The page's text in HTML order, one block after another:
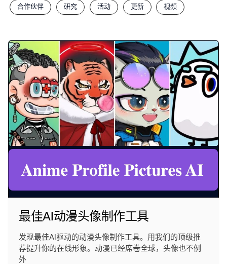
类
筛
章
合作伙伴 研究 活动 更新 视频
最佳AI动漫头像制作工具
发现最佳AI驱动的动漫头像制作工具。用我们的顶级推
荐提升你的在线形象。动漫已经席卷全球，头像也不例
外